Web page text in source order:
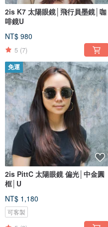
2is K7 太陽眼鏡│飛行員墨鏡│咖
啡鏡U
NT$ 980
5 (7)
免運
2is PittC 太陽眼鏡 偏光│中金圓
框│U
NT$ 1,180
可客製